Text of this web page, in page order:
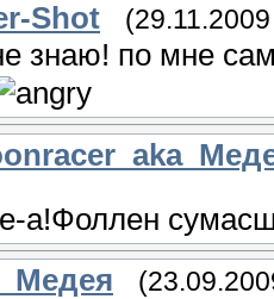
Shot
знаю! по мне
а!Фоллен